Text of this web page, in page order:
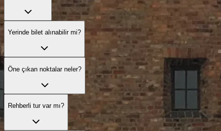
Yerinde bilet alınabilir mi?
Öne çıkan noktalar neler?
Rehberli tur var mı?